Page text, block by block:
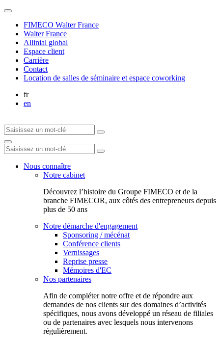
FIMECO Walter France
Walter France
Allinial global
Espace client
Carrière
Contact
Location de salles de séminaire et espace coworking
fr
en
Nous connaître
Notre cabinet
Découvrez l’histoire du Groupe FIMECO et de la
branche FIMECOR, aux côtés des entrepreneurs depuis
plus de 50 ans
Notre démarche d'engagement
Sponsoring / mécénat
Conférence clients
Vernissages
Reprise presse
Mémoires d'EC
Nos partenaires
Afin de compléter notre offre et de répondre aux
demandes de nos clients sur des domaines d’activités
spécifiques, nous avons développé un réseau de filiales
ou de partenaires avec lesquels nous intervenons
régulièrement.